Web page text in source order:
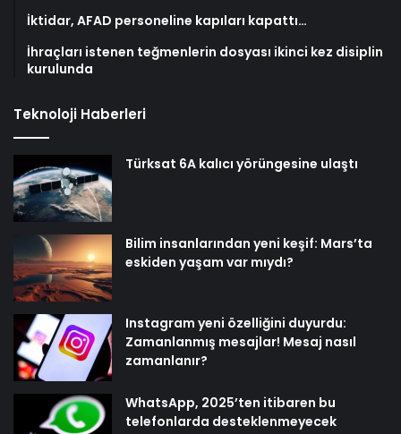
İktidar, AFAD personeline kapıları kapattı…
İhraçları istenen teğmenlerin dosyası ikinci kez disiplin
kurulunda
Teknoloji Haberleri
Türksat 6A kalıcı yörüngesine ulaştı
Bilim insanlarından yeni keşif: Mars’ta
eskiden yaşam var mıydı?
Instagram yeni özelliğini duyurdu:
Zamanlanmış mesajlar! Mesaj nasıl
zamanlanır?
WhatsApp, 2025’ten itibaren bu
telefonlarda desteklenmeyecek